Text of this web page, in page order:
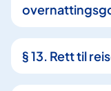
§ 13. Rett til